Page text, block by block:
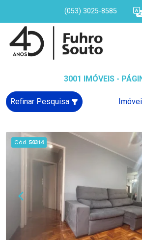
(053) 3025-8585
3001 IMÓVEIS -
Refinar Pesquisa
Cód. 50314